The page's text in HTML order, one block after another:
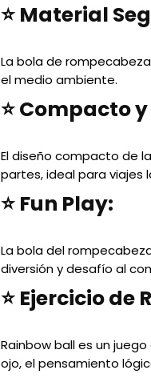
⭐ Material
La bola de
el medio ambiente.
⭐ Compacto
El diseño compacto de
partes, ideal para viajes
⭐ Fun Play:
La bola del
diversión y desafío al
⭐ Ejercicio de
Rainbow ball es un
ojo, el pensamiento